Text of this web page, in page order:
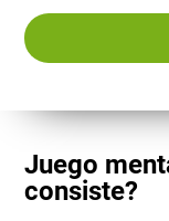
Juego
consiste?